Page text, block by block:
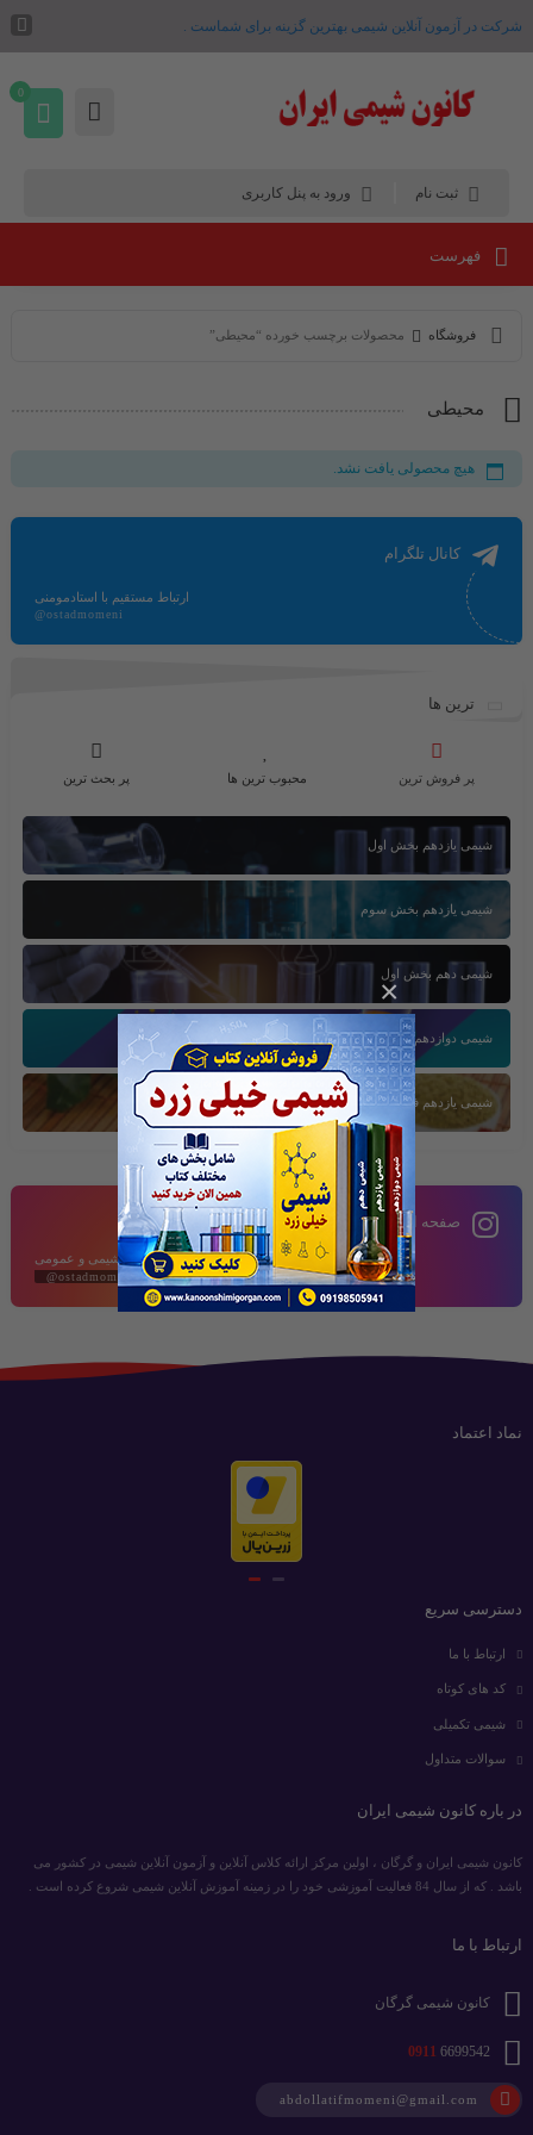
×
شرکت در آزمون آنلاین شیمی بهترین گزینه برای شماست .
ثبت نام ورود به پنل کاربری
0
فهرست
فروشگاه محصولات برچسب خورده “محیطی”
محیطی
هیچ محصولی یافت نشد.
کانال تلگرام
ارتباط مستقیم با استادمومنی
@ostadmomeni
ترین ها
پر فروش ترین محبوب ترین ها پر بحث ترین
شیمی یازدهم بخش اول
شیمی یازدهم بخش سوم
شیمی دهم بخش اول
شیمی دوازدهم بخش سوم
شیمی یازدهم فصل دوم
صفحه اینستاگرام
محتوای آموزشی شیمی و عمومی
@ostadmomeni2020
نماد اعتماد
دسترسی سریع
ارتباط با ما
کد های کوتاه
شیمی تکمیلی
سوالات متداول
در باره کانون شیمی ایران
کانون شیمی ایران و گرگان ، اولین مرکز ارائه کلاس آنلاین و آزمون آنلاین شیمی در کشور می
باشد . که از سال 84 فعالیت آموزشی خود را در زمینه آموزش آنلاین شیمی شروع کرده است .
ارتباط با ما
کانون شیمی گرگان
0911 6699542
abdollatifmomeni@gmail.com